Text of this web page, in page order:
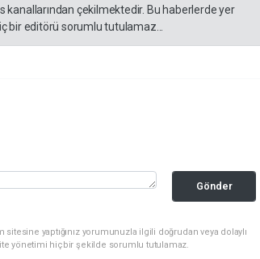
çekilmektedir. Bu haberlerde yer
bir editörü sorumlu tutulamaz...
Gönder
yaptığınız yorumunuzla ilgili doğrudan veya dolaylı
yönetimi hiçbir şekilde sorumlu tutulamaz.